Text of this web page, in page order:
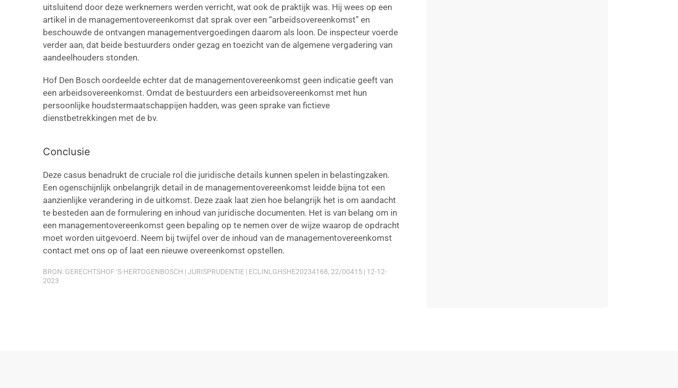
uitsluitend door deze werknemers werden verricht, wat ook de praktijk was. Hij wees op een
artikel in de managementovereenkomst dat sprak over een “arbeidsovereenkomst” en
beschouwde de ontvangen managementvergoedingen daarom als loon. De inspecteur voerde
verder aan, dat beide bestuurders onder gezag en toezicht van de algemene vergadering van
aandeelhouders stonden.
Hof Den Bosch oordeelde echter dat de managementovereenkomst geen indicatie geeft van
een arbeidsovereenkomst. Omdat de bestuurders een arbeidsovereenkomst met hun
persoonlijke houdstermaatschappijen hadden, was geen sprake van fictieve
dienstbetrekkingen met de bv.
Conclusie
Deze casus benadrukt de cruciale rol die juridische details kunnen spelen in belastingzaken.
Een ogenschijnlijk onbelangrijk detail in de managementovereenkomst leidde bijna tot een
aanzienlijke verandering in de uitkomst. Deze zaak laat zien hoe belangrijk het is om aandacht
te besteden aan de formulering en inhoud van juridische documenten. Het is van belang om in
een managementovereenkomst geen bepaling op te nemen over de wijze waarop de opdracht
moet worden uitgevoerd. Neem bij twijfel over de inhoud van de managementovereenkomst
contact met ons op of laat een nieuwe overeenkomst opstellen.
BRON: GERECHTSHOF ‘S-HERTOGENBOSCH | JURISPRUDENTIE | ECLINLGHSHE20234168, 22/00415 | 12-12-
2023